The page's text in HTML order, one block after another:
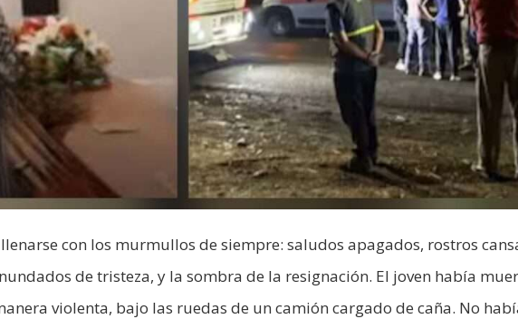
con los murmullos de siempre: saludos apagados, rostros
de tristeza, y la sombra de la resignación. El joven había
violenta, bajo las ruedas de un camión cargado de caña. No